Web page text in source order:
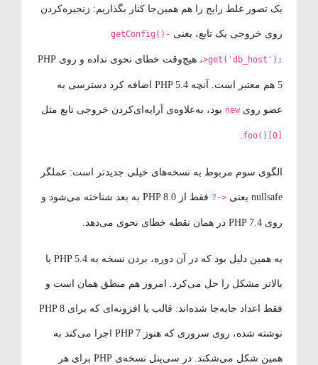
یک تصور غلط رایج را هم همین‌جا کنار بگذاریم: زنجیره‌کردن
روی خروجی یک تابع، یعنیgetConfig()-
>get('db_host'); ، هیچ‌وقت خطای نحوی نداده و روی PHP
5 هم معتبر است. آنچه PHP 5.4 اضافه کرد دسترسی به
عضو رویnewبود، به‌علاوه‌ی آرایه‌ای‌کردن خروجی تابع مثل
foo()[0]
.
الگوی سوم مربوط به نسخه‌های خیلی جدیدتر است: عملگر
nullsafe یعنی ?-> فقط از PHP 8.0 به بعد شناخته می‌شود و
روی PHP 7.4 در همان نقطه خطای نحوی می‌دهد.
به همین دلیل بود که در آن دوره، بردن نسخه به PHP 5.4 یا
بالاتر مشکل را حل می‌کرد. امروز هم منطق همان است و
فقط اعداد جابه‌جا شده‌اند: قالب یا افزونه‌ای که برای PHP 8
نوشته شده، روی سروری که هنوز PHP 7 اجرا می‌کند به
همین شکل می‌شکند. در سی‌پنل نسخه‌ی PHP برای هر